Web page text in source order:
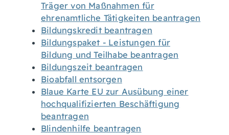
Träger von Maßnahmen für
ehrenamtliche Tätigkeiten beantragen
Bildungskredit beantragen
Bildungspaket - Leistungen für
Bildung und Teilhabe beantragen
Bildungszeit beantragen
Bioabfall entsorgen
Blaue Karte EU zur Ausübung einer
hochqualifizierten Beschäftigung
beantragen
Blindenhilfe beantragen